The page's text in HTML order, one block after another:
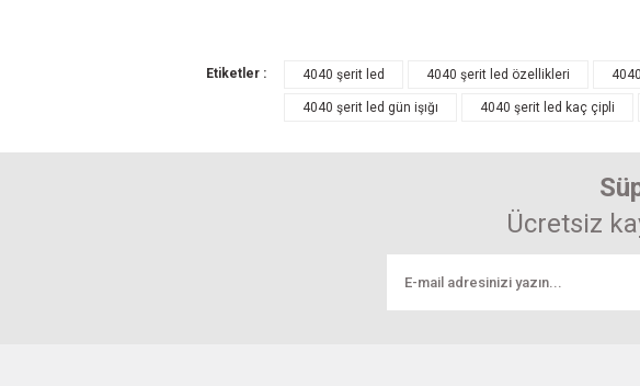
Ürün fiyatı diğer sitelerden daha pahalı.
Bu ürüne benzer farklı alternatifler olmalı.
Powerlux 12V 10A
Etiketler : 4040 şerit led 4040 şerit led özellikleri
4040 şerit led gün işığı 4040 şerit led kaç çipli
Ücretsiz